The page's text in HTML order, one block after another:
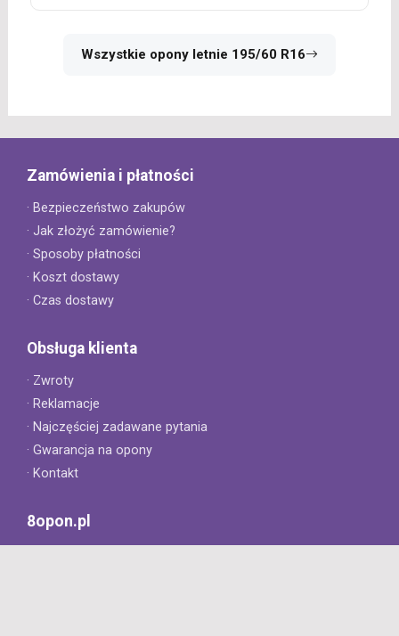
Wszystkie opony letnie 195/60 R16
Zamówienia i płatności
· Bezpieczeństwo zakupów
· Jak złożyć zamówienie?
· Sposoby płatności
· Koszt dostawy
· Czas dostawy
Obsługa klienta
· Zwroty
· Reklamacje
· Najczęściej zadawane pytania
· Gwarancja na opony
· Kontakt
8opon.pl